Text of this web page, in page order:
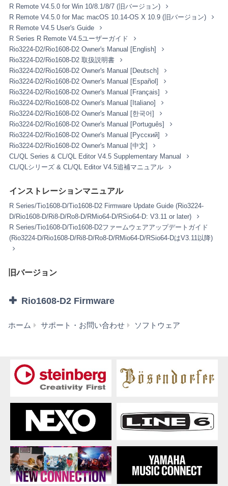
「本ソフトウェア」）を、お客様ご自身が所有または管
理するコンピュータ、スマートフォン、楽器または機器
において使用するための譲渡不能な権利を許諾します。
これらの本ソフトウェアが記録される記録メディアや、
本ソフトウェアの使用から得られるデータの所有権はお
客様にありますが、本ソフトウェア自体の権利およびそ
の著作権は、弊社およびライセンサーが有します。
2. 使用制限
お客様は、本ソフトウェアの利用にあたり、以下の行為
を行なってはなりません。
本ソフトウェアを逆コンパイル、逆アセンブル、
リバース・エンジニアリング、またはその他の方
法により、人間が感得できる形にすること(ただ
し、著作権法その他適用される法令により明示的
改変、賃貸、リース、転売、頒布または本ソフト
ウェアの内容に基づいて二次的著作物をつくるこ
と。
本ソフトウェアを、ネットワークを通して別のコ
ンピュータに伝送すること。
弊社の許可無く本ソフトウェアの利用を前提とし
他の法的な権限を有する場合を除いて、著作権そ
となる様態にて本ソフトウェアを利用すること。
特定多数にむけて再生および演奏すること、入手
できるデータの暗号を権利者の許可なく解除した
り、電子すかしを改編したりすること。
3. 発行と終了
本契約は、お客様が本利用規約に同意した日に発
効します。
本契約は、お客様が著作権法または本契約に定め
る使用条件の条項に一つでも違反されたときは、
弊社からの終了通知がなくても自動的に終了する
R Remote V4.5.0 for Win 10/8.1/8/7 (旧バージョン)
R Remote V4.5.0 for Mac macOS 10.14-OS X 10.9 (旧バージョン)
R Remote V4.5 User's Guide
R Series R Remote V4.5ユーザーガイド
Rio3224-D2/Rio1608-D2 Owner's Manual [English]
Rio3224-D2/Rio1608-D2 取扱説明書
Rio3224-D2/Rio1608-D2 Owner's Manual [Deutsch]
Rio3224-D2/Rio1608-D2 Owner's Manual [Español]
Rio3224-D2/Rio1608-D2 Owner's Manual [Français]
Rio3224-D2/Rio1608-D2 Owner's Manual [Italiano]
Rio3224-D2/Rio1608-D2 Owner's Manual [한국어]
Rio3224-D2/Rio1608-D2 Owner's Manual [Português]
Rio3224-D2/Rio1608-D2 Owner's Manual [Русский]
Rio3224-D2/Rio1608-D2 Owner's Manual [中文]
CL/QL Series & CL/QL Editor V4.5 Supplementary Manual
CL/QLシリーズ & CL/QL Editor V4.5追補マニュアル
インストレーションマニュアル
R Series/Tio1608-D/Tio1608-D2 Firmware Update Guide (Rio3224-
D/Rio1608-D/Ri8-D/Ro8-D/RMio64-D/RSio64-D: V3.11 or later)
R Series/Tio1608-D/Tio1608-D2ファームウェアアップデートガイド
(Rio3224-D/Rio1608-D/Ri8-D/Ro8-D/RMio64-D/RSio64-DはV3.11以降)
旧バージョン
Rio1608-D2 Firmware
ホーム サポート・お問い合わせ ソフトウェア
バ
ョ
ン)